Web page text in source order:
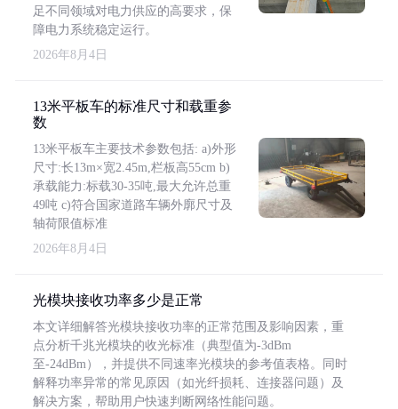
足不同领域对电力供应的高要求，保
障电力系统稳定运行。
2026年8月4日
13米平板车的标准尺寸和载重参
数
13米平板车主要技术参数包括: a)外形
尺寸:长13m×宽2.45m,栏板高55cm b)
承载能力:标载30-35吨,最大允许总重
49吨 c)符合国家道路车辆外廓尺寸及
轴荷限值标准
2026年8月4日
光模块接收功率多少是正常
本文详细解答光模块接收功率的正常范围及影响因素，重
点分析千兆光模块的收光标准（典型值为-3dBm
至-24dBm），并提供不同速率光模块的参考值表格。同时
解释功率异常的常见原因（如光纤损耗、连接器问题）及
解决方案，帮助用户快速判断网络性能问题。